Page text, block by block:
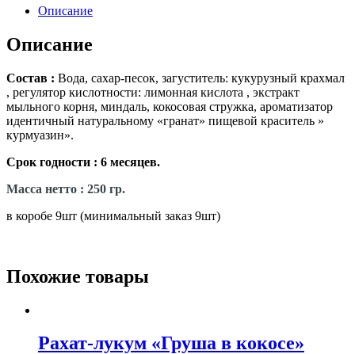
Описание
Описание
Состав : Вода, сахар-песок, загуститель: кукурузный крахмал
, регулятор кислотности: лимонная кислота , экстракт
мыльного корня, миндаль, кокосовая стружка, ароматизатор
идентичный натуральному «гранат» пищевой краситель »
курмуазин».
Срок годности : 6 месяцев.
Масса нетто : 250 гр.
в коробе 9шт (минимальный заказ 9шт)
Похожие товары
Рахат-лукум «Груша в кокосе»